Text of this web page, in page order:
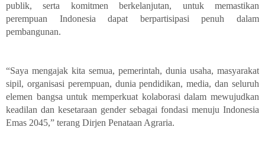
publik, serta komitmen berkelanjutan, untuk memastikan
perempuan Indonesia dapat berpartisipasi penuh dalam
pembangunan.
“Saya mengajak kita semua, pemerintah, dunia usaha, masyarakat
sipil, organisasi perempuan, dunia pendidikan, media, dan seluruh
elemen bangsa untuk memperkuat kolaborasi dalam mewujudkan
keadilan dan kesetaraan gender sebagai fondasi menuju Indonesia
Emas 2045,” terang Dirjen Penataan Agraria.